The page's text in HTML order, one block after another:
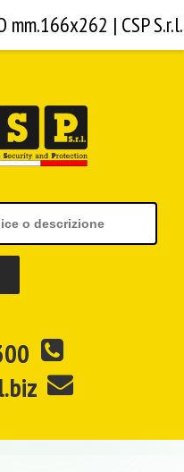
mm.166x262 | CSP S.r.l.